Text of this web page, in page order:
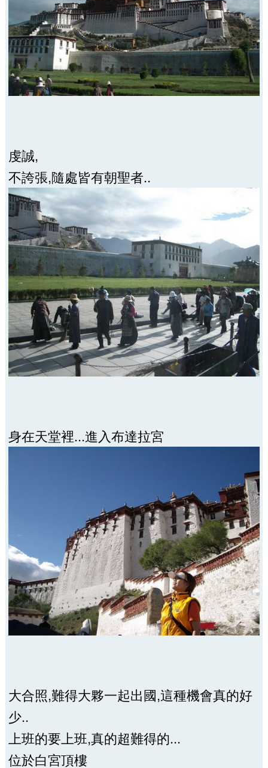
虔誠,
不誇張,隨處皆有朝聖者..
身在天堂裡...進入布達拉宮
大合照,難得大夥一起出國,這種機會真的好
少..
上班的要上班,真的超難得的...
位於白宮頂樓